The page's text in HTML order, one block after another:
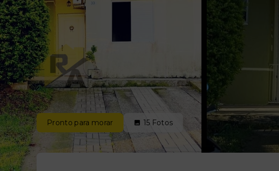
Pronto para morar 15 Fotos